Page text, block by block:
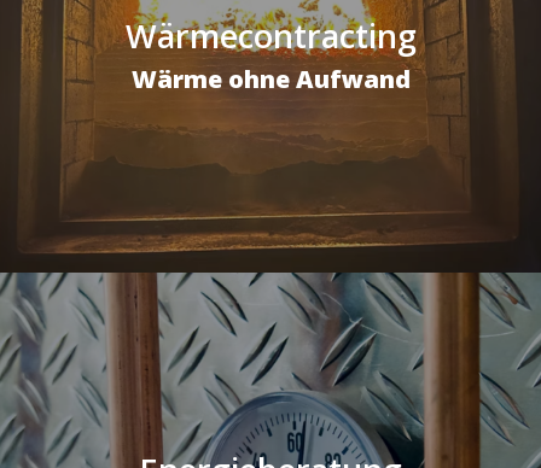
Wärmecontracting
Wärme ohne Aufwand